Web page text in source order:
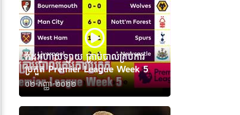
វីដេអូហាយឡាយ គ្រាប់បាល់គ្រប់ការ
ប្រកួត Premier League Week 5
០២-កញ្ញា-២០២២